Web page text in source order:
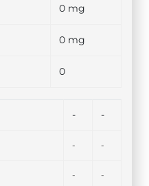
0 mg
0 mg
0
- -
- -
- -